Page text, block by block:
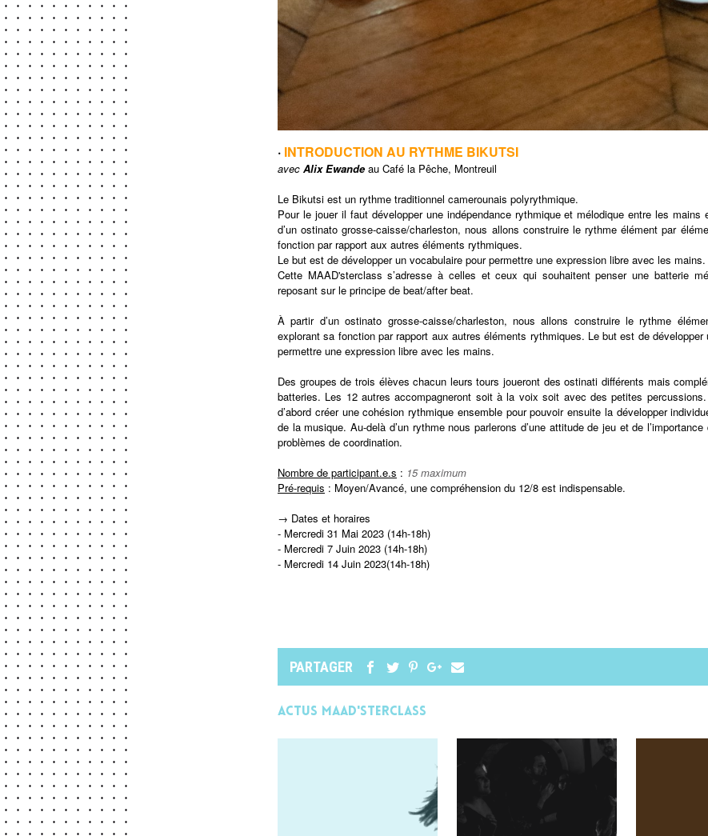
· INTRODUCTION AU RYTHME BIKUTSI
avec Alix Ewandeau Café la Pêche, Montreuil
Le Bikutsi est un rythme traditionnel camerounais polyrythmique.
Pour le jouer il faut développer une indépendance rythmique et mélodique entre les mains
d’un ostinato grosse-caisse/charleston, nous allons construire le rythme élément par
fonction par rapport aux autres éléments rythmiques.
Le but est de développer un vocabulaire pour permettre une expression libre avec les mains.
Cette MAAD'sterclass s’adresse à celles et ceux qui souhaitent penser une batterie
reposant sur le principe de beat/after beat.
À partir d’un ostinato grosse-caisse/charleston, nous allons construire le rythme
explorant sa fonction par rapport aux autres éléments rythmiques. Le but est de développer
permettre une expression libre avec les mains.
Des groupes de trois élèves chacun leurs tours joueront des ostinati différents mais
batteries. Les 12 autres accompagneront soit à la voix soit avec des petites percussions.
d’abord créer une cohésion rythmique ensemble pour pouvoir ensuite la développer
de la musique. Au-delà d’un rythme nous parlerons d’une attitude de jeu et de
problèmes de coordination.
Nombre de participant.e.s : 15 maximum
Pré-requis : Moyen/Avancé, une compréhension du 12/8 est indispensable.
→ Dates et horaires
- Mercredi 31 Mai 2023 (14h-18h)
- Mercredi 7 Juin 2023 (14h-18h)
- Mercredi 14 Juin 2023(14h-18h)
PARTAGER
Actus MAAD'STERCLASS